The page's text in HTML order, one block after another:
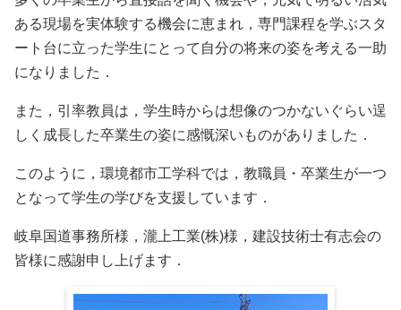
ある現場を実体験する機会に恵まれ，専門課程を学ぶスタ
ート台に立った学生にとって自分の将来の姿を考える一助
になりました．
また，引率教員は，学生時からは想像のつかないぐらい逞
しく成長した卒業生の姿に感慨深いものがありました．
このように，環境都市工学科では，教職員・卒業生が一つ
となって学生の学びを支援しています．
岐阜国道事務所様，瀧上工業(株)様，建設技術士有志会の
皆様に感謝申し上げます．